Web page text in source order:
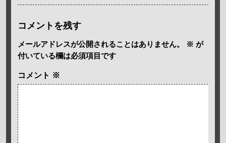
コメントを残す
メールアドレスが公開されることはありません。 ※ が
付いている欄は必須項目です
コメント ※